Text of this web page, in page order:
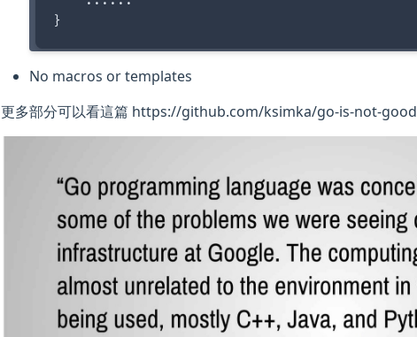
No macros or templates
更多部分可以看這篇 https://github.com/ksimka/go-is-not-good